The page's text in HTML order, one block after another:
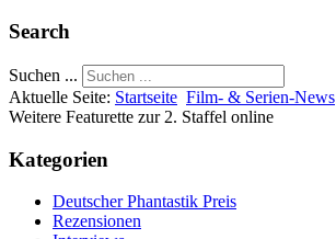
Search
Suchen ...
Aktuelle Seite: Startseite Film- & Serien-News
Weitere Featurette zur 2. Staffel online
Kategorien
Deutscher Phantastik Preis
Rezensionen